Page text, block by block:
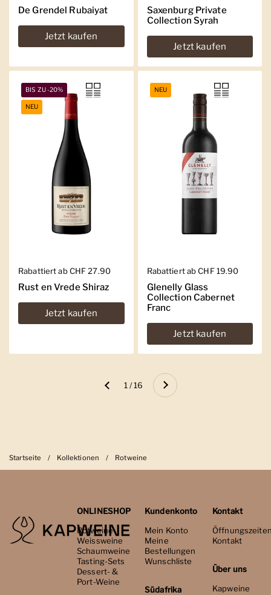
De Grendel Rubaiyat
Jetzt kaufen
Saxenburg Private
Collection Syrah
Jetzt kaufen
Regulärer Preis
Rabattiert ab CHF 27.90
Rust en Vrede Shiraz
Jetzt kaufen
BIS ZU -20%
NEU
Regulärer Preis
Rabattiert ab CHF 19.90
Glenelly Glass
Collection Cabernet
Franc
Jetzt kaufen
NEU
Zurück 1 / 16 Weiter
Startseite / Kollektionen / Rotweine
ONLINESHOP
Rotweine
Weissweine
Schaumweine
Tasting-Sets
Dessert- &
Port-Weine
Kundenkonto
Mein Konto
Meine
Bestellungen
Wunschliste
Südafrika
Kontakt
Kontakt
Über uns
Kapweine